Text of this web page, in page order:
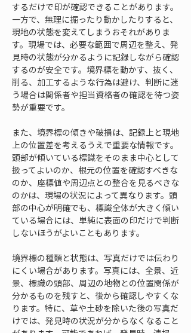
するだけで印が確認できることがあります。
一方で、無理に掘ったり動かしたりすると、
現地の状態を変えてしまうおそれがありま
す。現場では、必要な範囲で周辺を整え、発
見時の状態が分かるように記録しながら確認
するのが安全です。境界標を動かす、抜く、
削る、加工するような行為は避け、判断に迷
う場合は関係者や担当資格者の確認を待つ姿
勢が重要です。
また、境界標の傾きや破損は、記録上と現地
上の位置差を考えるうえで重要な情報です。
頭部が傾いている標識をそのまま中心として
扱ってよいのか、根元の位置を確認すべきな
のか、座標値や周辺点との整合を見るべきな
のかは、現場の状況によって異なります。頭
部の中心が明確でも、標識全体が大きく傾い
ている場合には、単純に表面の印だけで判断
しないほうがよいこともあります。
境界標の種類と状態は、写真だけでは伝わり
にくい場合があります。写真には、全景、近
景、標識の頭部、周辺の地物との位置関係が
分かるものを残すと、後から確認しやすくな
ります。特に、草や土砂を除いた後の写真だ
けでは、発見時の状況が分からなくなること